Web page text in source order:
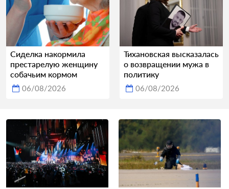
Сиделка накормила
престарелую женщину
собачьим кормом
06/08/2026
Тихановская высказалась
о возвращении мужа в
политику
06/08/2026